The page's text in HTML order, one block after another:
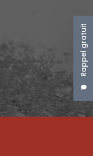
Rappel gratuit